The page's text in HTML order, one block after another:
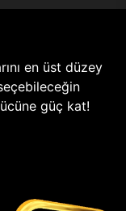
en üst düzey
güç kat!